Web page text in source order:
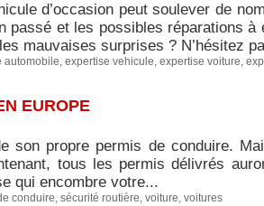
d’occasion peut soulever de
passé et les possibles réparations
mauvaises surprises ? N’hésitez
automobile, expertise vehicule, expertise voiture,
EUROPE
son propre permis de conduire.
tous les permis délivrés
qui encombre votre...
conduire, sécurité routière, voiture, voitures